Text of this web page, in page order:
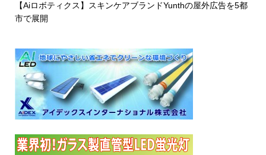
【Aiロボティクス】スキンケアブランドYunthの屋外広告を5都
市で展開